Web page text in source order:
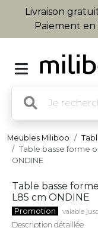
Livraison
Paiement en
Meubles Miliboo
Table basse forme
ONDINE
Table basse
L85 cm ONDINE
Promotion valable
Description détaillée